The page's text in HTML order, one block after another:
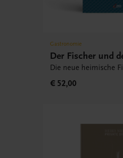
Gastronomie
Der Fischer und
Die neue heimische
€ 52,00